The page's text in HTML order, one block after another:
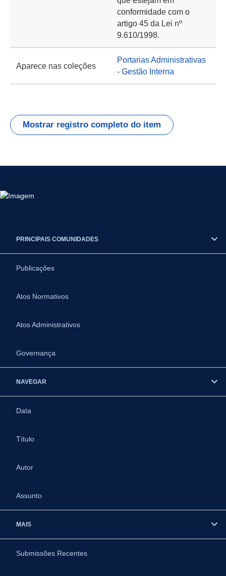
conformidade com o
artigo 45 da Lei nº
9.610/1998.
Aparece nas coleções
Portarias Administrativas
- Gestão Interna
Mostrar registro completo do item
PRINCIPAIS COMUNIDADES
Publicações
Atos Normativos
Atos Administrativos
Governança
NAVEGAR
Data
Título
Autor
Assunto
MAIS
Submissões Recentes